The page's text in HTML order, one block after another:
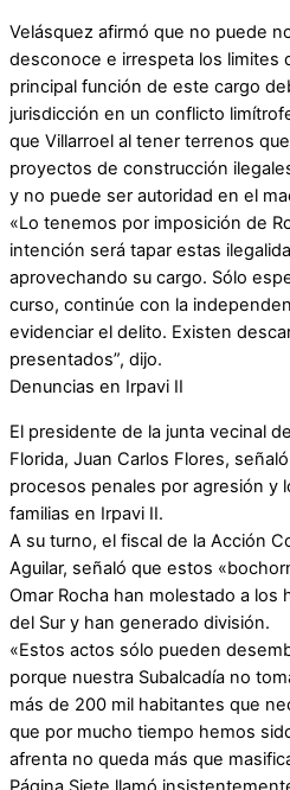
Velásquez afirmó que no puede
desconoce e irrespeta los limites
principal función de este cargo
jurisdicción en un conflicto
que Villarroel al tener terrenos
proyectos de construcción
y no puede ser autoridad en el
«Lo tenemos por imposición de
intención será tapar estas
aprovechando su cargo. Sólo
curso, continúe con la
evidenciar el delito. Existen
presentados”, dijo.
Denuncias en Irpavi II
El presidente de la junta vecinal
Florida, Juan Carlos Flores,
procesos penales por agresión y
familias en Irpavi II.
A su turno, el fiscal de la Acción
Aguilar, señaló que estos
Omar Rocha han molestado a los
del Sur y han generado división.
«Estos actos sólo pueden
porque nuestra Subalcadía no
más de 200 mil habitantes que
que por mucho tiempo hemos
afrenta no queda más que